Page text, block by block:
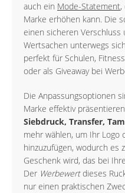
auch ein Mode-Statement,
Marke erhöhen kann. Die
einen sicheren Verschluss
Wertsachen unterwegs
perfekt für Schulen,
oder als Giveaway bei
Die Anpassungsoptionen
Marke effektiv
Siebdruck, Transfer,
mehr wählen, um Ihr Logo
hinzuzufügen, wodurch es
Geschenk wird, das bei
Der Werbewertdieses
nur einen praktischen